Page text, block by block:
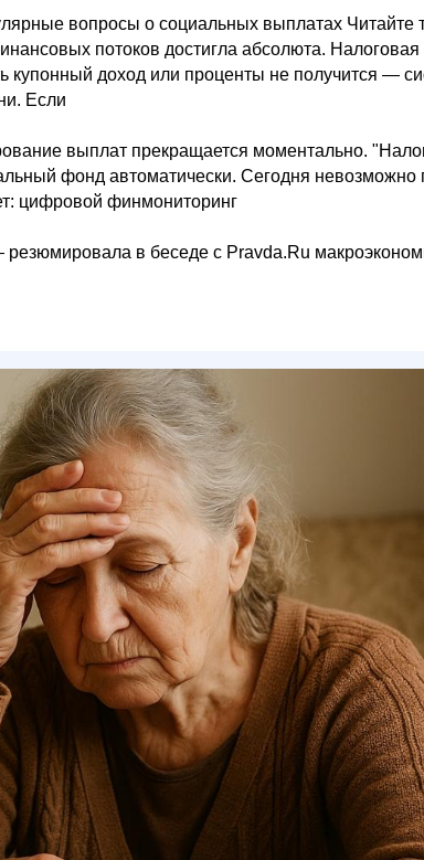
вопросы о социальных выплатах Читайте
потоков достигла абсолюта.
доход или проценты не получится —
Если
выплат прекращается моментально.
фонд автоматически. Сегодня невозможно
цифровой финмониторинг
резюмировала в беседе с Pravda.Ru